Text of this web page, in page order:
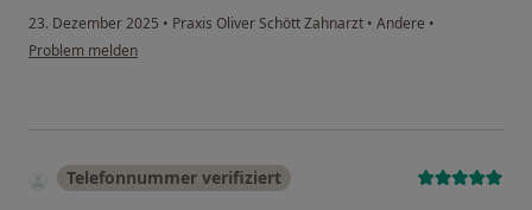
23. Dezember 2025 • Praxis Oliver Schött Zahnarzt • Andere •
Problem melden
Telefonnummer verifiziert